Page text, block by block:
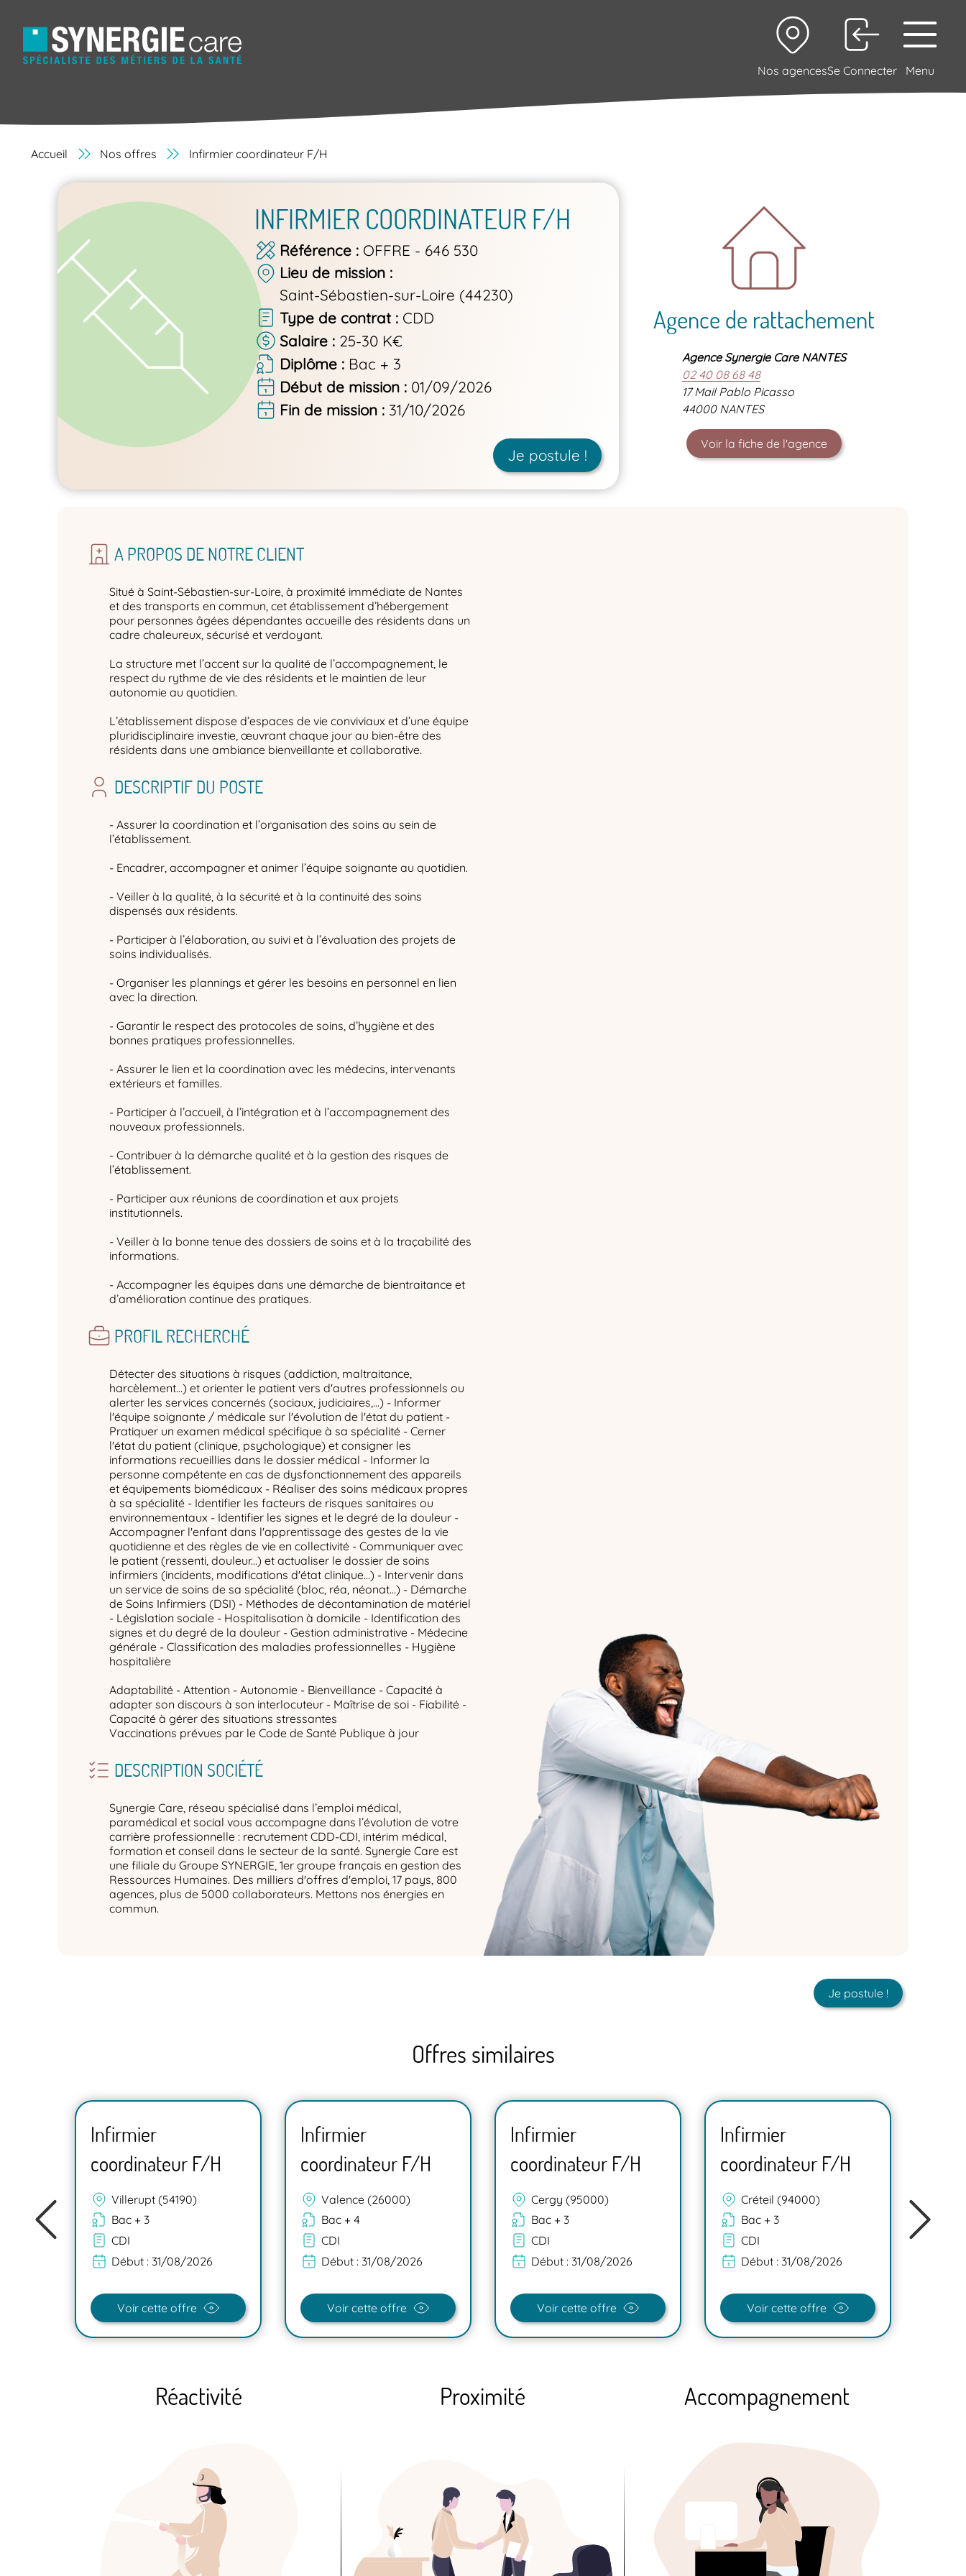
Nos agencesSe Connecter Menu
Accueil Nos offres Infirmier coordinateur F/H
INFIRMIER COORDINATEUR F/H
Référence
OFFRE - 646 530
Lieu de mission
Saint-Sébastien-sur-Loire (44230)
Type de contrat
CDD
Salaire
25-30 K€
Diplôme
Bac + 3
Début de mission
01/09/2026
Fin de mission
31/10/2026
Je postule !
Agence de rattachement
Agence Synergie Care NANTES
02 40 08 68 48
17 Mail Pablo Picasso
44000 NANTES
Voir la fiche de l'agence
A PROPOS DE NOTRE CLIENT
Situé à Saint-Sébastien-sur-Loire, à proximité immédiate de Nantes
et des transports en commun, cet établissement d’hébergement
pour personnes âgées dépendantes accueille des résidents dans un
cadre chaleureux, sécurisé et verdoyant.
La structure met l’accent sur la qualité de l’accompagnement, le
respect du rythme de vie des résidents et le maintien de leur
autonomie au quotidien.
L’établissement dispose d’espaces de vie conviviaux et d’une équipe
pluridisciplinaire investie, œuvrant chaque jour au bien-être des
résidents dans une ambiance bienveillante et collaborative.
DESCRIPTIF DU POSTE
- Assurer la coordination et l’organisation des soins au sein de
l’établissement.
- Encadrer, accompagner et animer l’équipe soignante au quotidien.
- Veiller à la qualité, à la sécurité et à la continuité des soins
dispensés aux résidents.
- Participer à l’élaboration, au suivi et à l’évaluation des projets de
soins individualisés.
- Organiser les plannings et gérer les besoins en personnel en lien
avec la direction.
- Garantir le respect des protocoles de soins, d’hygiène et des
bonnes pratiques professionnelles.
- Assurer le lien et la coordination avec les médecins, intervenants
extérieurs et familles.
- Participer à l’accueil, à l’intégration et à l’accompagnement des
nouveaux professionnels.
- Contribuer à la démarche qualité et à la gestion des risques de
l’établissement.
- Participer aux réunions de coordination et aux projets
institutionnels.
- Veiller à la bonne tenue des dossiers de soins et à la traçabilité des
informations.
- Accompagner les équipes dans une démarche de bientraitance et
d’amélioration continue des pratiques.
PROFIL RECHERCHÉ
Détecter des situations à risques (addiction, maltraitance,
harcèlement…) et orienter le patient vers d'autres professionnels ou
alerter les services concernés (sociaux, judiciaires,...) - Informer
l'équipe soignante / médicale sur l'évolution de l'état du patient -
Pratiquer un examen médical spécifique à sa spécialité - Cerner
l'état du patient (clinique, psychologique) et consigner les
informations recueillies dans le dossier médical - Informer la
personne compétente en cas de dysfonctionnement des appareils
et équipements biomédicaux - Réaliser des soins médicaux propres
à sa spécialité - Identifier les facteurs de risques sanitaires ou
environnementaux - Identifier les signes et le degré de la douleur -
Accompagner l'enfant dans l'apprentissage des gestes de la vie
quotidienne et des règles de vie en collectivité - Communiquer avec
le patient (ressenti, douleur...) et actualiser le dossier de soins
infirmiers (incidents, modifications d'état clinique...) - Intervenir dans
un service de soins de sa spécialité (bloc, réa, néonat…) - Démarche
de Soins Infirmiers (DSI) - Méthodes de décontamination de matériel
- Législation sociale - Hospitalisation à domicile - Identification des
signes et du degré de la douleur - Gestion administrative - Médecine
générale - Classification des maladies professionnelles - Hygiène
hospitalière
Adaptabilité - Attention - Autonomie - Bienveillance - Capacité à
adapter son discours à son interlocuteur - Maîtrise de soi - Fiabilité -
Capacité à gérer des situations stressantes
Vaccinations prévues par le Code de Santé Publique à jour
DESCRIPTION SOCIÉTÉ
Synergie Care, réseau spécialisé dans l’emploi médical,
paramédical et social vous accompagne dans l’évolution de votre
carrière professionnelle : recrutement CDD-CDI, intérim médical,
formation et conseil dans le secteur de la santé. Synergie Care est
une filiale du Groupe SYNERGIE, 1er groupe français en gestion des
Ressources Humaines. Des milliers d'offres d'emploi, 17 pays, 800
agences, plus de 5000 collaborateurs. Mettons nos énergies en
commun.
Je postule !
Offres similaires
Infirmier
coordinateur F/H
Villerupt (54190)
Bac + 3
CDI
Début : 31/08/2026
Voir cette offre
Infirmier
coordinateur F/H
Valence (26000)
Bac + 4
CDI
Début : 31/08/2026
Voir cette offre
Infirmier
coordinateur F/H
Cergy (95000)
Bac + 3
CDI
Début : 31/08/2026
Voir cette offre
Infirmier
coordinateur F/H
Créteil (94000)
Bac + 3
CDI
Début : 31/08/2026
Voir cette offre
Réactivité Proximité Accompagnement